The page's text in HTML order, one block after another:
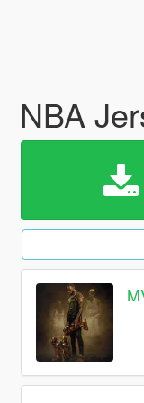
NBA